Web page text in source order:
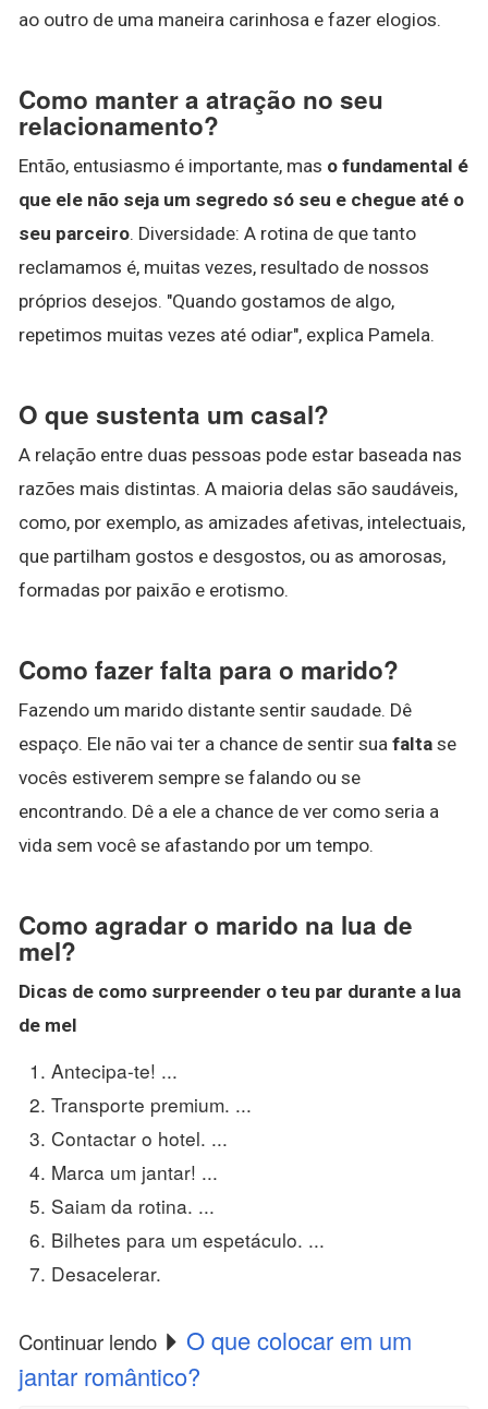
ao outro de uma maneira carinhosa e fazer elogios.
Como manter a atração no seu
relacionamento?
Então, entusiasmo é importante, mas o fundamental é
que ele não seja um segredo só seu e chegue até o
seu parceiro. Diversidade: A rotina de que tanto
reclamamos é, muitas vezes, resultado de nossos
próprios desejos. "Quando gostamos de algo,
repetimos muitas vezes até odiar", explica Pamela.
O que sustenta um casal?
A relação entre duas pessoas pode estar baseada nas
razões mais distintas. A maioria delas são saudáveis,
como, por exemplo, as amizades afetivas, intelectuais,
que partilham gostos e desgostos, ou as amorosas,
formadas por paixão e erotismo.
Como fazer falta para o marido?
Fazendo um marido distante sentir saudade. Dê
espaço. Ele não vai ter a chance de sentir sua falta se
vocês estiverem sempre se falando ou se
encontrando. Dê a ele a chance de ver como seria a
vida sem você se afastando por um tempo.
Como agradar o marido na lua de
mel?
Dicas de como surpreender o teu par durante a lua
de mel
Antecipa-te! ...
Transporte premium. ...
Contactar o hotel. ...
Marca um jantar! ...
Saiam da rotina. ...
Bilhetes para um espetáculo. ...
Desacelerar.
Continuar lendo
O que colocar em um
jantar romântico?